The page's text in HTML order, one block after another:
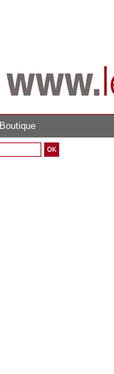
Boutique